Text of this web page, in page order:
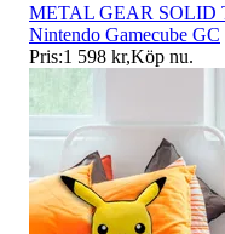
METAL GEAR SOLID
Nintendo Gamecube GC
Pris:1 598 kr,Köp nu.